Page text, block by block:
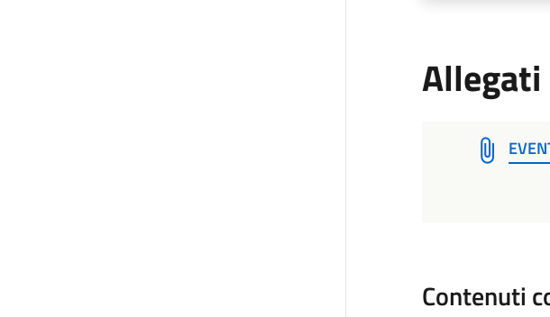
Allegati
Contenuti